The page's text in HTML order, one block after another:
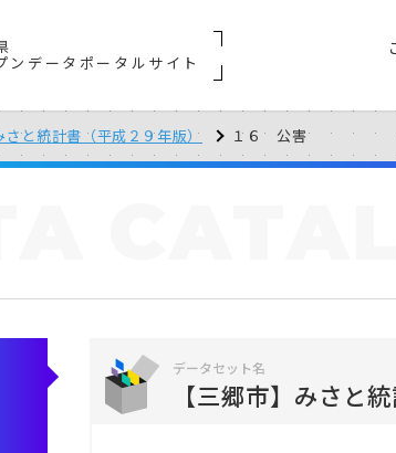
ンデータポータルサイト
さと統計書（平成２９年版） １６ 公害
データセット名
【三郷市】みさと